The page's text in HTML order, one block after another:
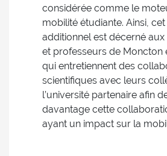
considérée comme le
mobilité étudiante. Ainsi,
additionnel est décerné
et professeurs de Moncton
qui entretiennent des
scientifiques avec leurs
l’université partenaire afin
davantage cette
ayant un impact sur la